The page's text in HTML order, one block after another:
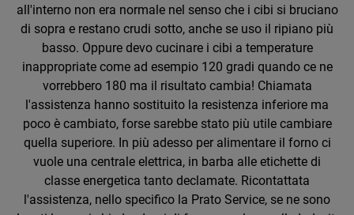
all'interno non era normale nel senso che i cibi si bruciano
di sopra e restano crudi sotto, anche se uso il ripiano più
basso. Oppure devo cucinare i cibi a temperature
inappropriate come ad esempio 120 gradi quando ce ne
vorrebbero 180 ma il risultato cambia! Chiamata
l'assistenza hanno sostituito la resistenza inferiore ma
poco è cambiato, forse sarebbe stato più utile cambiare
quella superiore. In più adesso per alimentare il forno ci
vuole una centrale elettrica, in barba alle etichette di
classe energetica tanto declamate. Ricontattata
l'assistenza, nello specifico la Prato Service, se ne sono